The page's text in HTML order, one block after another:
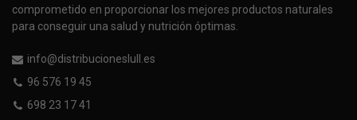
comprometido en proporcionar los mejores productos naturales
para conseguir una salud y nutrición óptimas.
info@distribucioneslull.es
96 576 19 45
698 23 17 41